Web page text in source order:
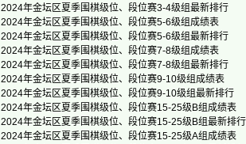
2024年金坛区夏季围棋级位、段位赛3-4级组最新排行
2024年金坛区夏季围棋级位、段位赛5-6级组成绩表
2024年金坛区夏季围棋级位、段位赛5-6级组最新排行
2024年金坛区夏季围棋级位、段位赛7-8级组成绩表
2024年金坛区夏季围棋级位、段位赛7-8级组最新排行
2024年金坛区夏季围棋级位、段位赛9-10级组成绩表
2024年金坛区夏季围棋级位、段位赛9-10级组最新排行
2024年金坛区夏季围棋级位、段位赛15-25级B组成绩表
2024年金坛区夏季围棋级位、段位赛15-25级B组最新排行
2024年金坛区夏季围棋级位、段位赛15-25级A组成绩表